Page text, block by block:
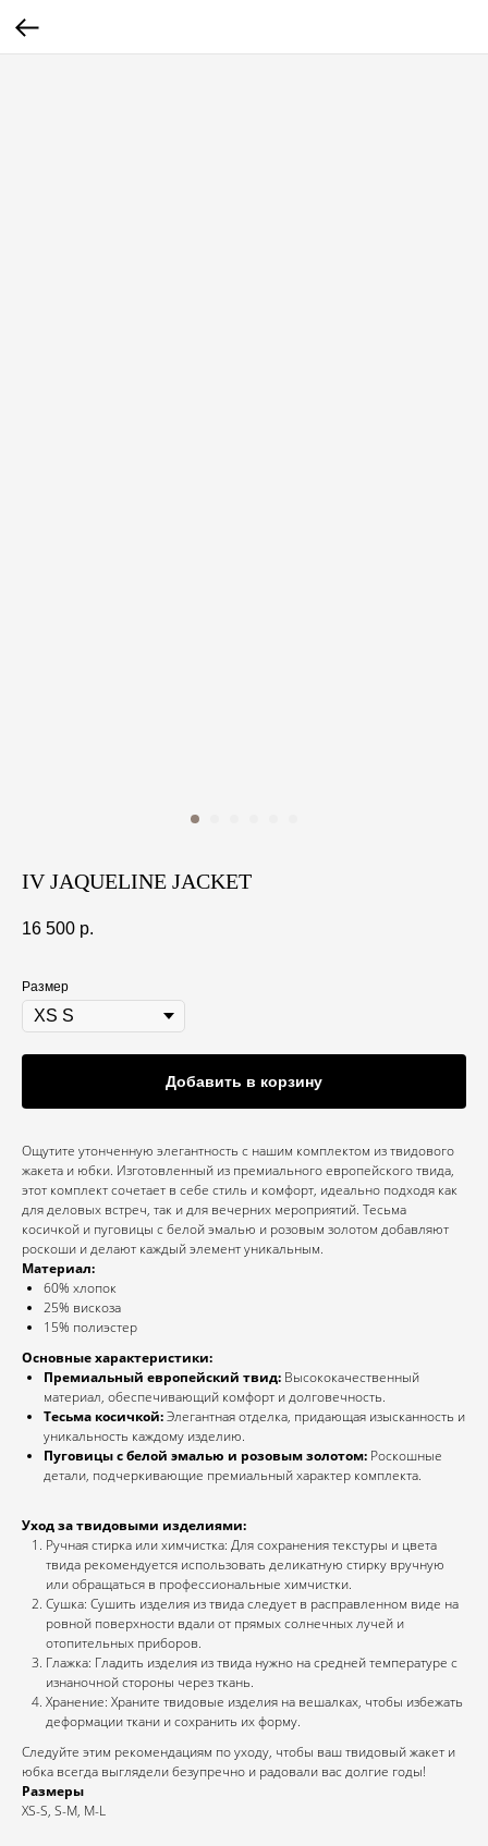
IV JAQUELINE JACKET
16 500 р.
Размер
Добавить в корзину
Ощутите утонченную элегантность с нашим комплектом из твидового
жакета и юбки. Изготовленный из премиального европейского твида,
этот комплект сочетает в себе стиль и комфорт, идеально подходя как
для деловых встреч, так и для вечерних мероприятий. Тесьма
косичкой и пуговицы с белой эмалью и розовым золотом добавляют
роскоши и делают каждый элемент уникальным.
Материал:
60% хлопок
25% вискоза
15% полиэстер
Основные характеристики:
Премиальный европейский твид: Высококачественный
материал, обеспечивающий комфорт и долговечность.
Тесьма косичкой:Элегантная отделка, придающая изысканность и
уникальность каждому изделию.
Пуговицы с белой эмалью и розовым золотом: Роскошные
детали, подчеркивающие премиальный характер комплекта.
Уход за твидовыми изделиями:
Ручная стирка или химчистка: Для сохранения текстуры и цвета
твида рекомендуется использовать деликатную стирку вручную
или обращаться в профессиональные химчистки.
Сушка: Сушить изделия из твида следует в расправленном виде на
ровной поверхности вдали от прямых солнечных лучей и
отопительных приборов.
Глажка: Гладить изделия из твида нужно на средней температуре с
изнаночной стороны через ткань.
Хранение: Храните твидовые изделия на вешалках, чтобы избежать
деформации ткани и сохранить их форму.
Следуйте этим рекомендациям по уходу, чтобы ваш твидовый жакет и
юбка всегда выглядели безупречно и радовали вас долгие годы!
Размеры
XS-S, S-M, M-L